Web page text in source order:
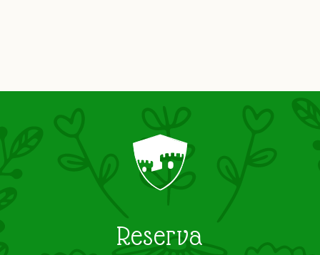
Reserva